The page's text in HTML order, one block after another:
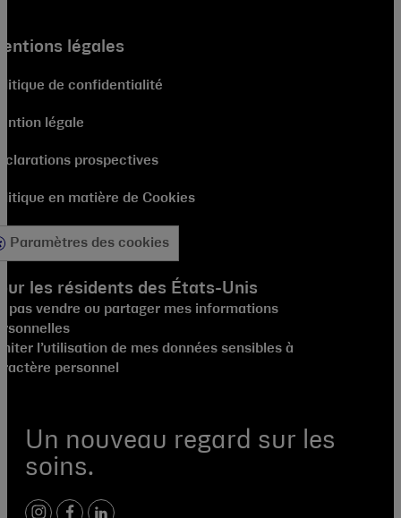
Un nouveau regard sur les
soins.
légales
de confidentialité
légale
prospectives
en matière de Cookies
Paramètres des cookies
les résidents des États-Unis
pas vendre ou partager mes informations
l’utilisation de mes données sensibles à
personnel